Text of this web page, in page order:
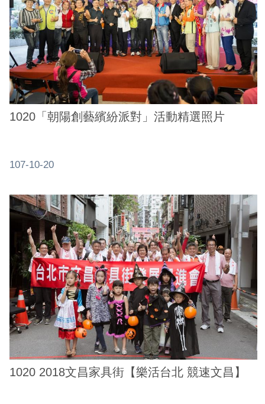
1020「朝陽創藝繽紛派對」活動精選照片
107-10-20
1020 2018文昌家具街【樂活台北 競速文昌】